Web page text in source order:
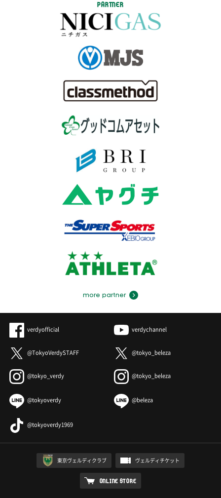
PARTNER
more partner
verdyofficial verdychannel
@TokyoVerdySTAFF @tokyo_beleza
@tokyo_verdy @tokyo_beleza
@tokyoverdy @beleza
@tokyoverdy1969
東京ヴェルディクラブ ヴェルディチケット
ONLINE STORE